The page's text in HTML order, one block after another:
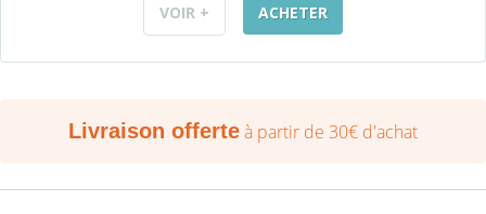
VOIR + ACHETER
Livraison offerteà partir de 30€ d'achat